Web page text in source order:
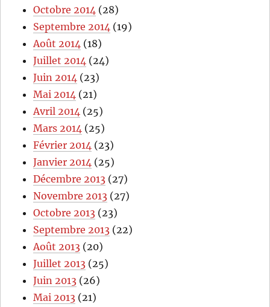
Octobre 2014 (28)
Septembre 2014 (19)
Août 2014 (18)
Juillet 2014 (24)
Juin 2014 (23)
Mai 2014 (21)
Avril 2014 (25)
Mars 2014 (25)
Février 2014 (23)
Janvier 2014 (25)
Décembre 2013 (27)
Novembre 2013 (27)
Octobre 2013 (23)
Septembre 2013 (22)
Août 2013 (20)
Juillet 2013 (25)
Juin 2013 (26)
Mai 2013 (21)